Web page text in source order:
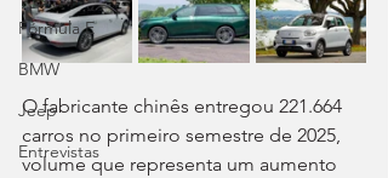
Fórmula E
BMW
Jeep
Entrevistas
O fabricante chinês entregou 221.664
carros no primeiro semestre de 2025,
volume que representa um aumento